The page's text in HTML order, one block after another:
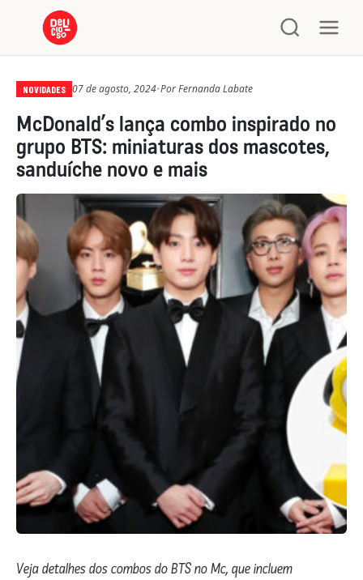
NOVIDADES 07 de agosto, 2024•PorFernanda Labate
McDonald’s lança combo inspirado no
grupo BTS: miniaturas dos mascotes,
sanduíche novo e mais
Veja detalhes dos combos do BTS no Mc, que incluem